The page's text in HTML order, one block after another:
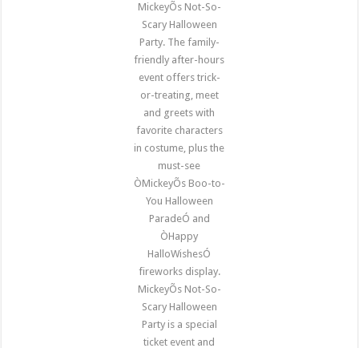
MickeyÕs Not-So-
Scary Halloween
Party. The family-
friendly after-hours
event offers trick-
or-treating, meet
and greets with
favorite characters
in costume, plus the
must-see
ÒMickeyÕs Boo-to-
You Halloween
ParadeÓ and
ÒHappy
HalloWishesÓ
fireworks display.
MickeyÕs Not-So-
Scary Halloween
Party is a special
ticket event and